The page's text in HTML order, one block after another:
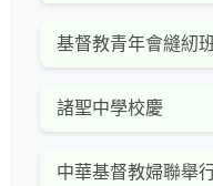
基督教青年會縫紉
諸聖中學校慶
中華基督教婦聯舉